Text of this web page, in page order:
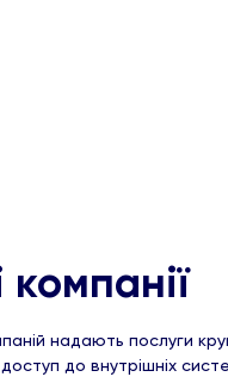
надають послуги
до внутрішніх